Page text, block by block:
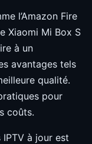
l’Amazon Fire
Xiaomi Mi Box S
à un
avantages tels
qualité.
pour
coûts.
à jour est